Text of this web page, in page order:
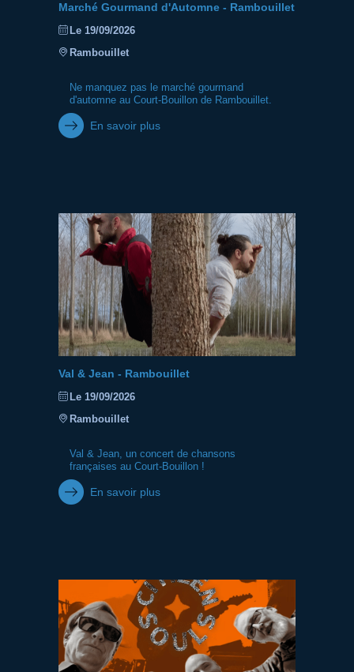
Marché Gourmand d'Automne - Rambouillet
Le 19/09/2026
Rambouillet
Ne manquez pas le marché gourmand
d'automne au Court-Bouillon de Rambouillet.
En savoir plus
Val & Jean - Rambouillet
Le 19/09/2026
Rambouillet
Val & Jean, un concert de chansons
françaises au Court-Bouillon !
En savoir plus